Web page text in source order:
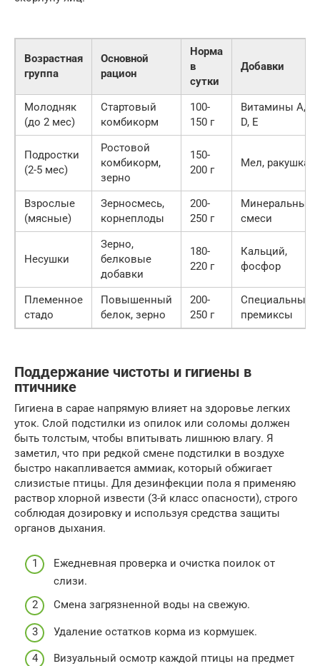
Возрастная
группа
Основной
рацион
Норма
в
сутки
Добавки
Молодняк
(до 2 мес)
Стартовый
комбикорм
100-
150 г
Витамины А,
D, E
Подростки
(2-5 мес)
Ростовой
комбикорм,
зерно
150-
200 г
Мел, ракушка
Взрослые
(мясные)
Зерносмесь,
корнеплоды
200-
250 г
Минеральные
смеси
Несушки
Зерно,
белковые
добавки
180-
220 г
Кальций,
фосфор
Племенное
стадо
Повышенный
белок, зерно
200-
250 г
Специальные
премиксы
Поддержание чистоты и гигиены в
птичнике
Гигиена в сарае напрямую влияет на здоровье легких
уток. Слой подстилки из опилок или соломы должен
быть толстым, чтобы впитывать лишнюю влагу. Я
заметил, что при редкой смене подстилки в воздухе
быстро накапливается аммиак, который обжигает
слизистые птицы. Для дезинфекции пола я применяю
раствор хлорной извести (3-й класс опасности), строго
соблюдая дозировку и используя средства защиты
органов дыхания.
Ежедневная проверка и очистка поилок от
слизи.
Смена загрязненной воды на свежую.
Удаление остатков корма из кормушек.
Визуальный осмотр каждой птицы на предмет